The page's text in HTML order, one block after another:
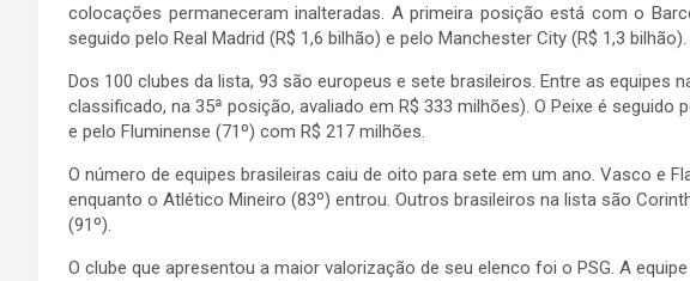
colocações permaneceram inalteradas. A primeira posição está com o
seguido pelo Real Madrid (R$ 1,6 bilhão) e pelo Manchester City (R$ 1,3 bilhão).
Dos 100 clubes da lista, 93 são europeus e sete brasileiros. Entre as equipes
classificado, na 35ª posição, avaliado em R$ 333 milhões). O Peixe é seguido
e pelo Fluminense (71º) com R$ 217 milhões.
O número de equipes brasileiras caiu de oito para sete em um ano. Vasco e
enquanto o Atlético Mineiro (83º) entrou. Outros brasileiros na lista são
(91º).
O clube que apresentou a maior valorização de seu elenco foi o PSG. A